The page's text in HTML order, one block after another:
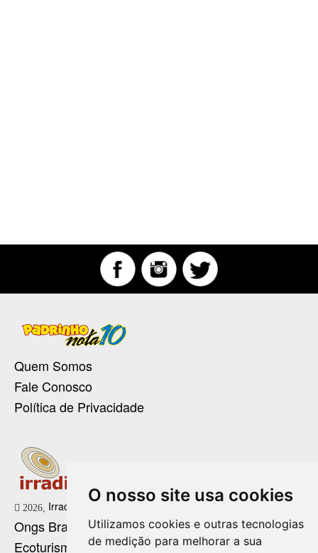
O nosso site usa cookies
Utilizamos cookies e outras tecnologias
de medição para melhorar a sua
Quem Somos
Fale Conosco
Política de Privacidade
2026, Irradie Marketing Digital
Ongs Brasil
Ecoturismo no Brasil